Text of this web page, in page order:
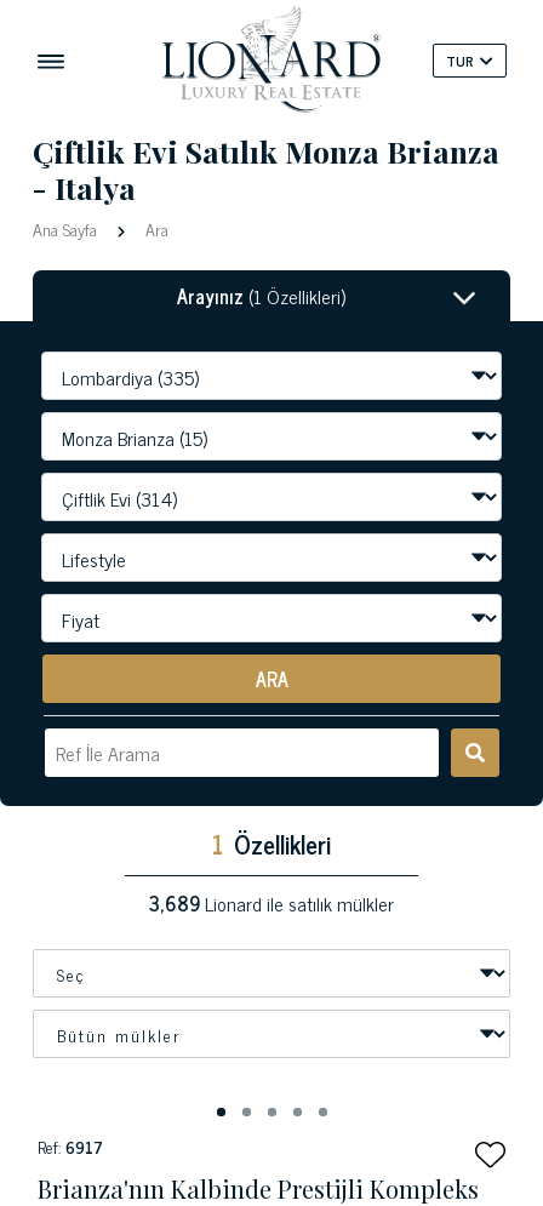
TUR
Çiftlik Evi Satılık Monza Brianza
- Italya
Ana Sayfa Ara
Arayınız (1 Özellikleri)
ARA
1 Özellikleri
3,689Lionard ile satılık mülkler
Ref:6917
Brianza'nın Kalbinde Prestijli Kompleks